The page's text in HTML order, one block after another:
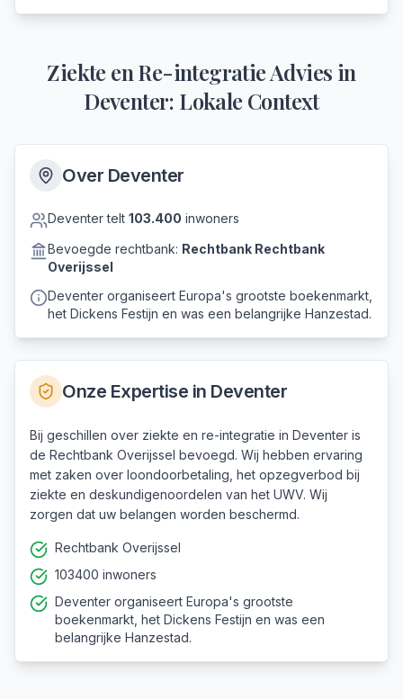
Ziekte en Re-integratie Advies in
Deventer: Lokale Context
Over Deventer
Deventertelt 103.400 inwoners
Bevoegde rechtbank: Rechtbank Rechtbank
Overijssel
Deventer organiseert Europa's grootste boekenmarkt,
het Dickens Festijn en was een belangrijke Hanzestad.
Onze Expertise in Deventer
Bij geschillen over ziekte en re-integratie in Deventer is
de Rechtbank Overijssel bevoegd. Wij hebben ervaring
met zaken over loondoorbetaling, het opzegverbod bij
ziekte en deskundigenoordelen van het UWV. Wij
zorgen dat uw belangen worden beschermd.
Rechtbank Overijssel
103400 inwoners
Deventer organiseert Europa's grootste
boekenmarkt, het Dickens Festijn en was een
belangrijke Hanzestad.